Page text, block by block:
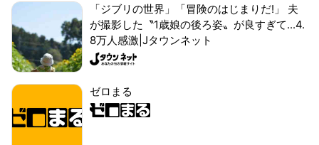
「ジブリの世界」「冒険のはじまりだ!」 夫
が撮影した〝1歳娘の後ろ姿〟が良すぎて...4.
8万人感激|Jタウンネット
ゼロまる